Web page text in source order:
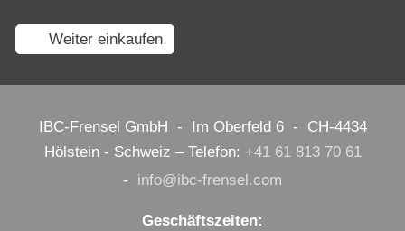
Weiter einkaufen
IBC-Frensel GmbH - Im Oberfeld 6 - CH-4434
Hölstein - Schweiz – Telefon: +41 61 813 70 61
-
nf bc-fr ns c m
Geschäftszeiten: